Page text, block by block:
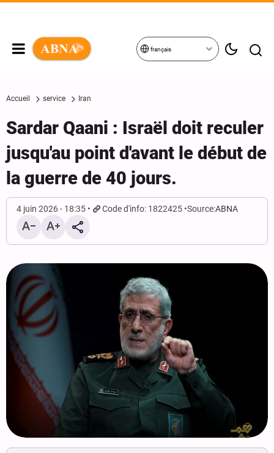
français
Accueil service Iran
Sardar Qaani : Israël doit reculer
jusqu'au point d'avant le début de
la guerre de 40 jours.
4 juin 2026 - 18:35 Code d'info: 1822425 Source:ABNA